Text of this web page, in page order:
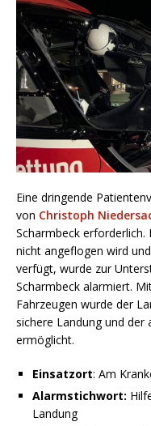
Eine dringende
von Christoph
Scharmbeck
nicht angeflogen wird
verfügt, wurde zur
Scharmbeck alarmiert.
Fahrzeugen wurde der
sichere Landung und der
ermöglicht.
Einsatzort: Am
Alarmstichwort:
Landung